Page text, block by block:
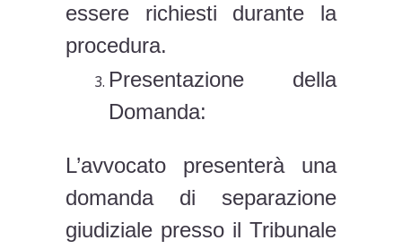
essere richiesti durante la
procedura.
Presentazione della
Domanda:
L’avvocato presenterà una
domanda di separazione
giudiziale presso il Tribunale